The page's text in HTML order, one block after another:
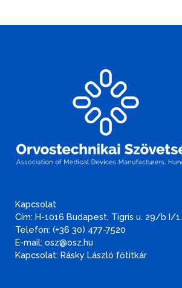
Kapcsolat
Cím: H-1016 Budapest, Tigris u. 29/b I/1.
Telefon: (+36 30) 477-7520
E-mail: osz@osz.hu
Kapcsolat: Rásky László főtitkár